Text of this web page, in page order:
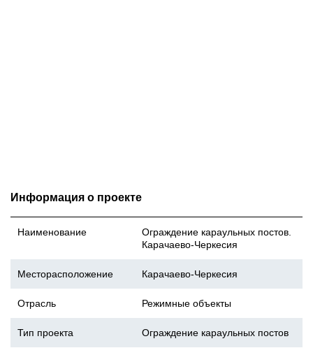
Информация о проекте
Наименование
Ограждение караульных постов.
Карачаево-Черкесия
Месторасположение Карачаево-Черкесия
Отрасль Режимные объекты
Тип проекта Ограждение караульных постов